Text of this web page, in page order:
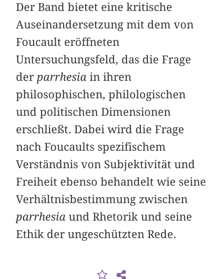
Der Band bietet eine kritische
Auseinandersetzung mit dem von
Foucault eröffneten
Untersuchungsfeld, das die Frage
der parrhesia in ihren
philosophischen, philologischen
und politischen Dimensionen
erschließt. Dabei wird die Frage
nach Foucaults spezifischem
Verständnis von Subjektivität und
Freiheit ebenso behandelt wie seine
Verhältnisbestimmung zwischen
parrhesia und Rhetorik und seine
Ethik der ungeschützten Rede.